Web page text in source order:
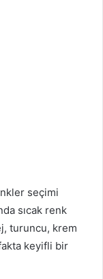
seçimi
sıcak renk
turuncu, krem
keyifli bir